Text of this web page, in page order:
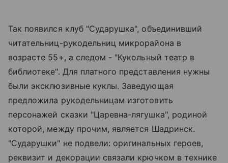
Так появился клуб "Сударушка", объединивший
читательниц-рукодельниц микрорайона в
возрасте 55+, а следом - "Кукольный театр в
библиотеке". Для платного представления нужны
были эксклюзивные куклы. Заведующая
предложила рукодельницам изготовить
персонажей сказки "Царевна-лягушка", родиной
которой, между прочим, является Шадринск.
"Сударушки" не подвели: оригинальных героев,
реквизит и декорации связали крючком в технике